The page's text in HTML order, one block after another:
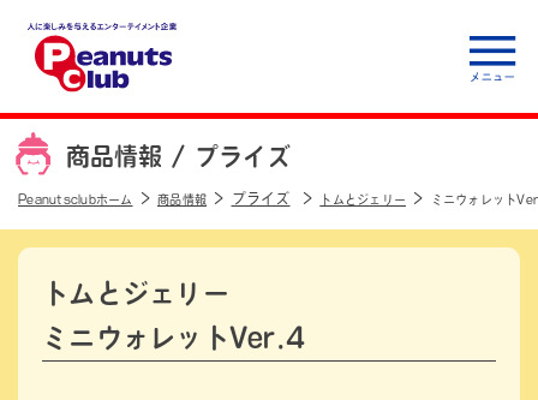
人に楽しみを与えるエ
ンターテイメント企
業 Peanuts club
商品情報 / プライズ
Peanutsclubホーム 商品情報 プライズ トムとジェリー ミニウォレット
トムとジェリー
ミニウォレットVer.4